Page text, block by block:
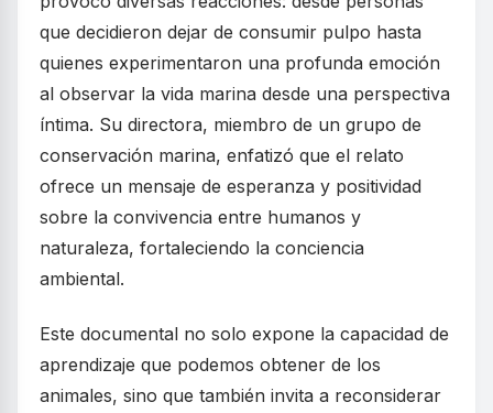
que decidieron dejar de consumir pulpo hasta
quienes experimentaron una profunda emoción
al observar la vida marina desde una perspectiva
íntima. Su directora, miembro de un grupo de
conservación marina, enfatizó que el relato
ofrece un mensaje de esperanza y positividad
sobre la convivencia entre humanos y
naturaleza, fortaleciendo la conciencia
ambiental.
Este documental no solo expone la capacidad de
aprendizaje que podemos obtener de los
animales, sino que también invita a reconsiderar